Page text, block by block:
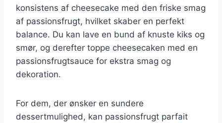
konsistens af cheesecake med den friske smag
af passionsfrugt, hvilket skaber en perfekt
balance. Du kan lave en bund af knuste kiks og
smør, og derefter toppe cheesecaken med en
passionsfrugtsauce for ekstra smag og
dekoration.
For dem, der ønsker en sundere
dessertmulighed, kan passionsfrugt parfait